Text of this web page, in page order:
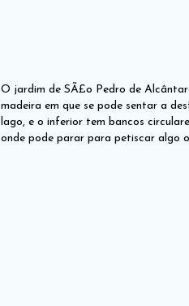
O jardim de SÃ£o Pedro de
madeira em que se pode sentar a
lago, e o inferior tem bancos
onde pode parar para petiscar algo